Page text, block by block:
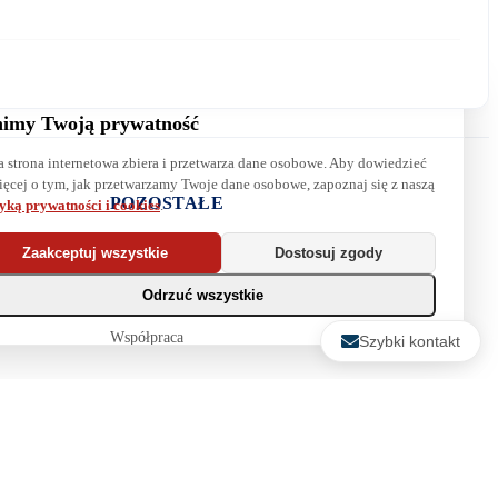
POZOSTAŁE
Najpopularniejsze książki
Blog
Współpraca
Twoją prywatność
strona internetowa zbiera i przetwarza dane osobowe. Aby dowiedzieć
o tym, jak przetwarzamy Twoje dane osobowe, zapoznaj się z naszą
prywatności i cookies.
Dostosuj zgody
Zaakceptuj wszystkie
Odrzuć wszystkie
Szybki kontakt
Wyrażam zgodę na przetwarzanie danych. Zapoznaj się z naszą
polityką prywatności.